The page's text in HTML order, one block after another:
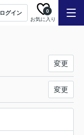
ログイン
お気に入り
0
変更
変更